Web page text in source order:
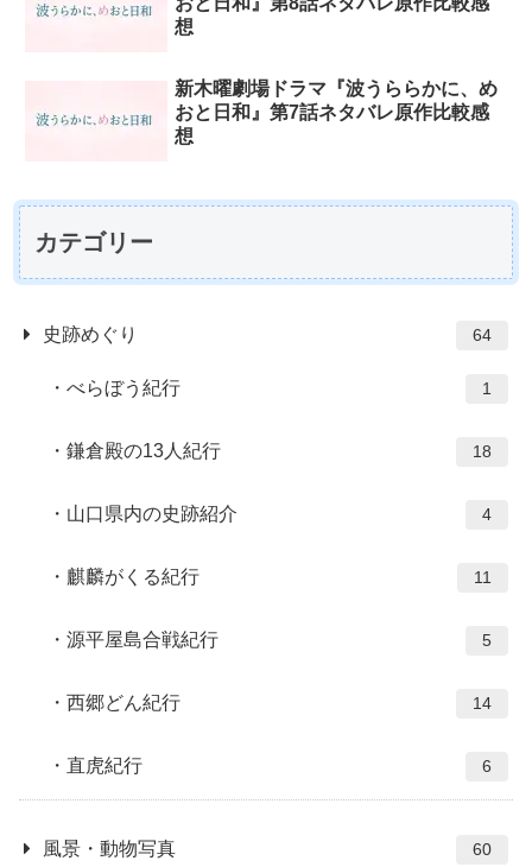
想
新木曜劇場ドラマ『波うららかに、め
おと日和』第7話ネタバレ原作比較感
想
カテゴリー
史跡めぐり 64
べらぼう紀行 1
鎌倉殿の13人紀行 18
山口県内の史跡紹介 4
麒麟がくる紀行 11
源平屋島合戦紀行 5
西郷どん紀行 14
直虎紀行 6
風景・動物写真 60